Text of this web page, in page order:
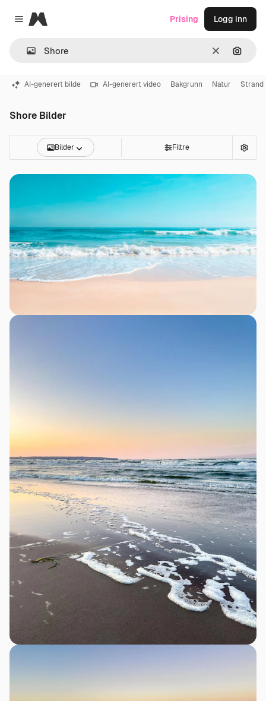
Close menu
Magnific
Slett Søk
Prising Logg inn
AI-generert bilde AI-generert video Bakgrunn Natur Strand
Shore Bilder
Bilder Filtre